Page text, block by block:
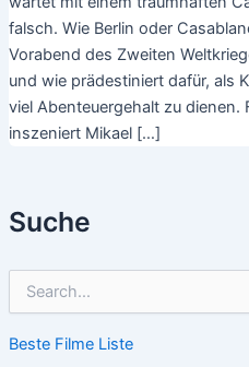
Suche
h
Beste Filme Liste
falsch. Wie Berlin oder
Vorabend des Zweiten
und wie prädestiniert dafür, als
viel Abenteuergehalt zu
inszeniert Mikael […]